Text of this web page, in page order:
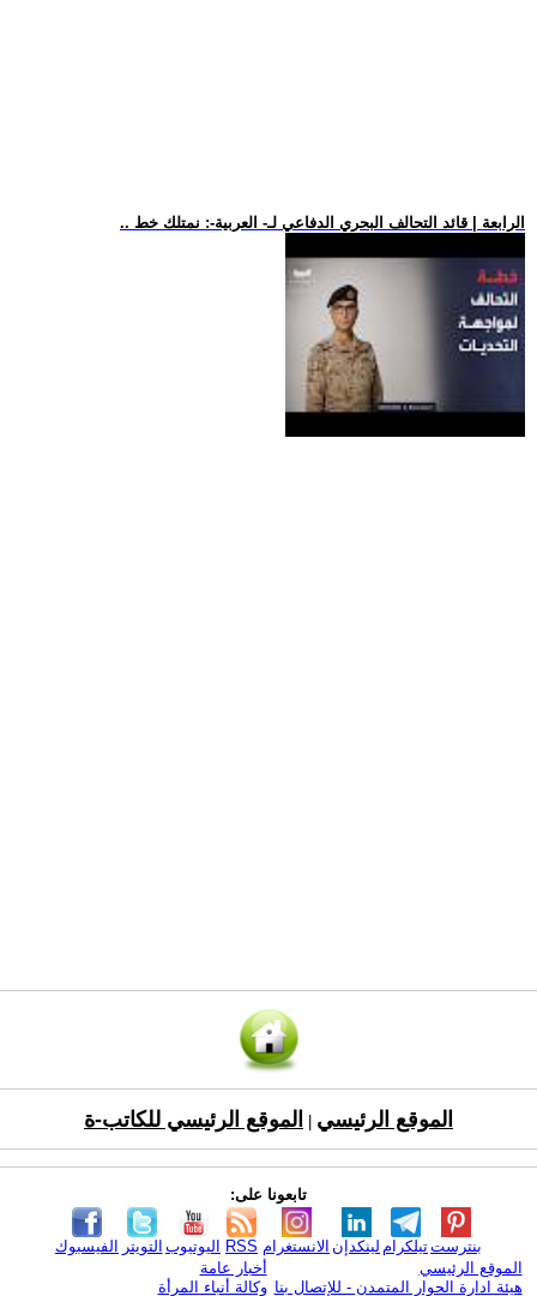
.. الرابعة | قائد التحالف البحري الدفاعي لـ- العربية-: نمتلك خط
الموقع الرئيسي الموقع الرئيسي للكاتب-ة
تابعونا على:
الفيسبوك التويتر اليوتيوب RSS الانستغرام لينكدإن تيلكرامبنترست
الموقع الرئيسي
هيئة ادارة الحوار المتمدن - للإتصال بنا
أخبار عامة
وكالة أنباء المرأة